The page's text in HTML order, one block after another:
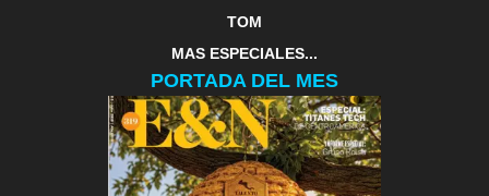
TOM
MAS ESPECIALES...
PORTADA DEL MES